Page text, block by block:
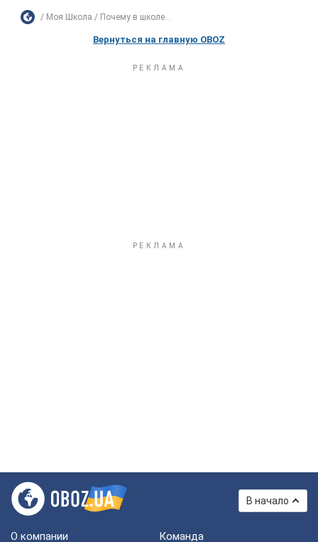
Моя Школа Почему в школе...
Вернуться на главную OBOZ
В начало
О компании Команда